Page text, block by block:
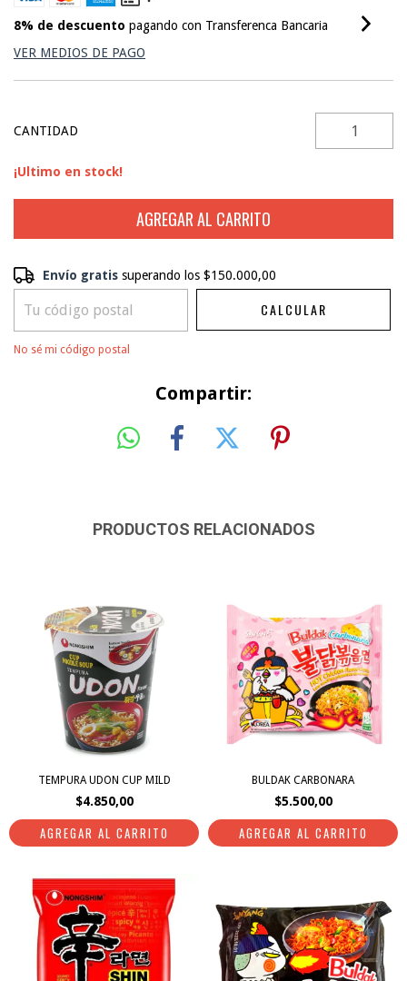
8% de descuento pagando con Transferenca Bancaria
VER MEDIOS DE PAGO
CANTIDAD
¡Ultimo en stock!
Envío gratis $150.000,00
Entregas para el CP: CAMBIAR CP
Envío gratis superando los$150.000,00
CALCULAR
No sé mi código postal
Compartir:
PRODUCTOS RELACIONADOS
TEMPURA UDON CUP MILD
$4.850,00
BULDAK CARBONARA
$5.500,00